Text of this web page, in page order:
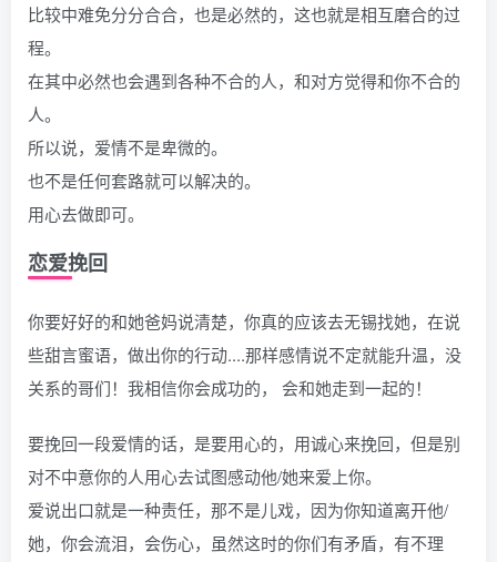
比较中难免分分合合，也是必然的，这也就是相互磨合的过
程。
在其中必然也会遇到各种不合的人，和对方觉得和你不合的
人。
所以说，爱情不是卑微的。
也不是任何套路就可以解决的。
用心去做即可。
恋爱挽回
你要好好的和她爸妈说清楚，你真的应该去无锡找她，在说
些甜言蜜语，做出你的行动....那样感情说不定就能升温，没
关系的哥们！我相信你会成功的， 会和她走到一起的！
要挽回一段爱情的话，是要用心的，用诚心来挽回，但是别
对不中意你的人用心去试图感动他/她来爱上你。
爱说出口就是一种责任，那不是儿戏，因为你知道离开他/
她，你会流泪，会伤心，虽然这时的你们有矛盾，有不理